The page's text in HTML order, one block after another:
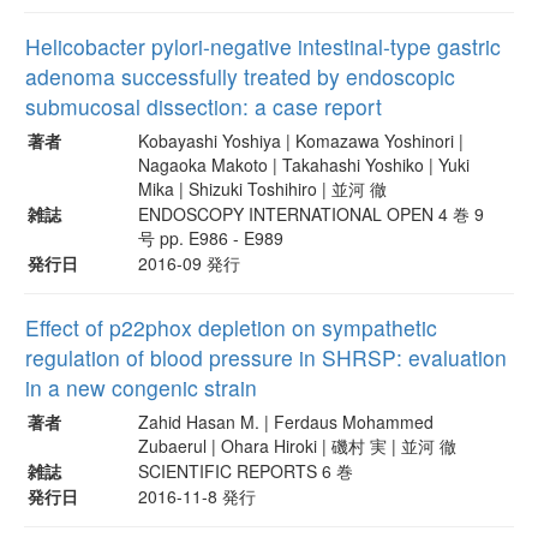
Helicobacter pylori-negative intestinal-type gastric
adenoma successfully treated by endoscopic
submucosal dissection: a case report
著者
Kobayashi Yoshiya | Komazawa Yoshinori |
Nagaoka Makoto | Takahashi Yoshiko | Yuki
Mika | Shizuki Toshihiro | 並河 徹
雑誌
ENDOSCOPY INTERNATIONAL OPEN 4 巻 9
号 pp. E986 - E989
発行日
2016-09 発行
Effect of p22phox depletion on sympathetic
regulation of blood pressure in SHRSP: evaluation
in a new congenic strain
著者
Zahid Hasan M. | Ferdaus Mohammed
Zubaerul | Ohara Hiroki | 磯村 実 | 並河 徹
雑誌
SCIENTIFIC REPORTS 6 巻
発行日
2016-11-8 発行